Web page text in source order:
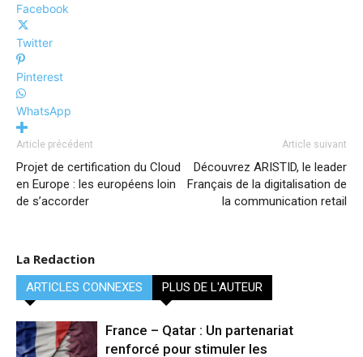
Facebook
Twitter
Pinterest
WhatsApp
Article précédent
Projet de certification du Cloud
en Europe : les européens loin
de s’accorder
Article suivant
Découvrez ARISTID, le leader
Français de la digitalisation de
la communication retail
La Redaction
ARTICLES CONNEXES PLUS DE L'AUTEUR
France – Qatar : Un partenariat
renforcé pour stimuler les